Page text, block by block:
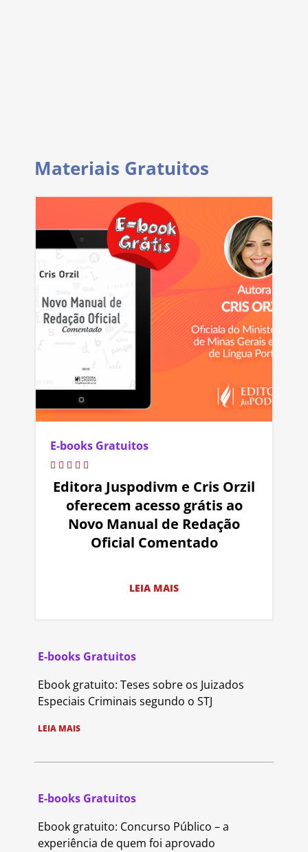
Materiais Gratuitos
E-books Gratuitos
Editora Juspodivm e Cris Orzil
oferecem acesso grátis ao
Novo Manual de Redação
Oficial Comentado
LEIA MAIS
E-books Gratuitos
Ebook gratuito: Teses sobre os Juizados
Especiais Criminais segundo o STJ
LEIA MAIS
E-books Gratuitos
Ebook gratuito: Concurso Público – a
experiência de quem foi aprovado